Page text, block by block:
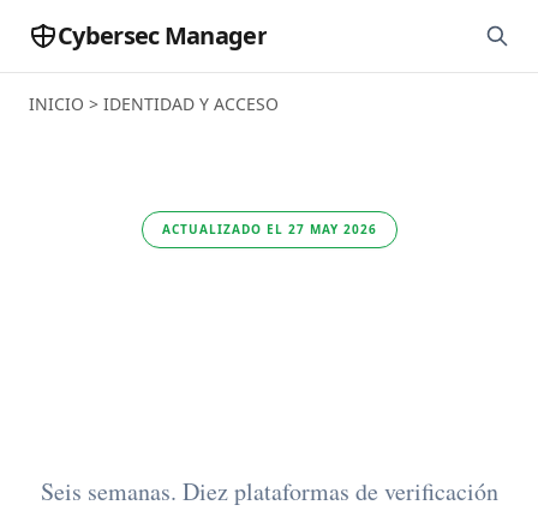
Cybersec Manager
INICIO > IDENTIDAD Y ACCESO
ACTUALIZADO EL 27 MAY 2026
Seis semanas. Diez plataformas de verificación